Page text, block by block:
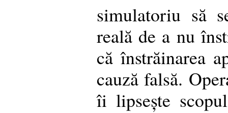
simulatoriu să
reală de a nu
că înstrăinarea
cauză falsă.
îi lipsește